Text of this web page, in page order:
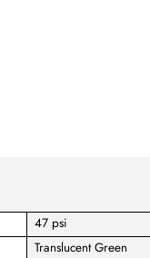
47 psi
Translucent Green